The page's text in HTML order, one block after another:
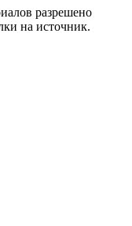
разрешено
на источник.